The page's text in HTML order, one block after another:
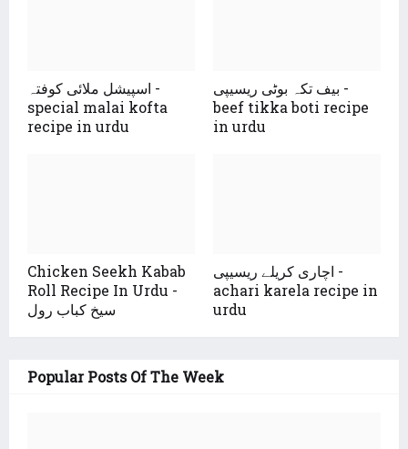
اسپیشل ملائی کوفتہ -
special malai kofta
recipe in urdu
بیف تکہ بوٹی ریسیپی -
beef tikka boti recipe
in urdu
Chicken Seekh Kabab
Roll Recipe In Urdu -
سیخ کباب رول
اچاری کریلے ریسیپی -
achari karela recipe in
urdu
Popular Posts Of The Week